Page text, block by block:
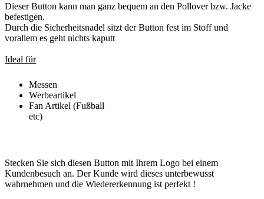
Dieser Button kann man ganz bequem an den Pollover bzw. Jacke
befestigen.
Durch die Sicherheitsnadel sitzt der Button fest im Stoff und
vorallem es geht nichts kaputt
Ideal für
Messen
Werbeartikel
Fan Artikel (Fußball
etc)
Stecken Sie sich diesen Button mit Ihrem Logo bei einem
Kundenbesuch an. Der Kunde wird dieses unterbewusst
wahrnehmen und die Wiedererkennung ist perfekt !